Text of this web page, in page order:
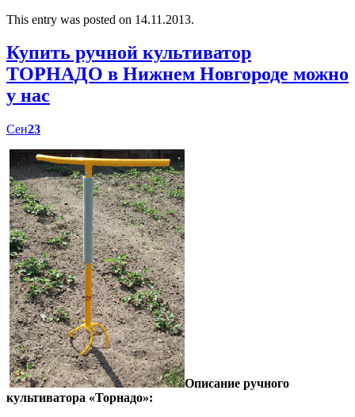
This entry was posted on 14.11.2013.
Купить ручной культиватор
ТОРНАДО в Нижнем Новгороде можно
у нас
Сен23
Описание ручного
культиватора «Торнадо»: